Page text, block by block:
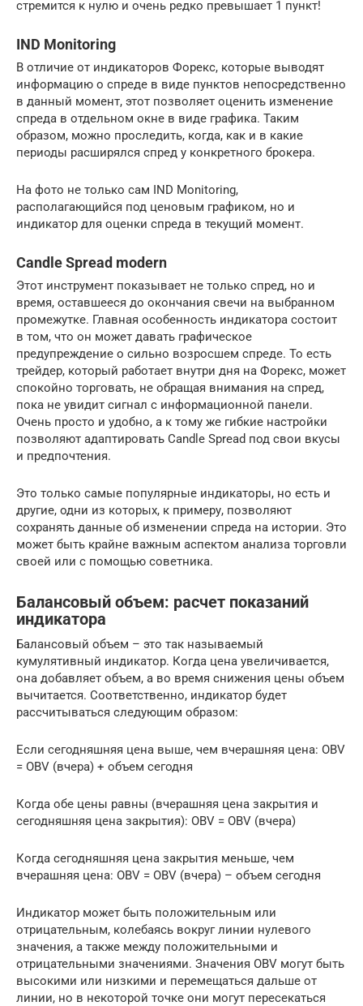
стремится к нулю и очень редко превышает 1 пункт!
IND Monitoring
В отличие от индикаторов Форекс, которые выводят
информацию о спреде в виде пунктов непосредственно
в данный момент, этот позволяет оценить изменение
спреда в отдельном окне в виде графика. Таким
образом, можно проследить, когда, как и в какие
периоды расширялся спред у конкретного брокера.
На фото не только сам IND Monitoring,
располагающийся под ценовым графиком, но и
индикатор для оценки спреда в текущий момент.
Candle Spread modern
Этот инструмент показывает не только спред, но и
время, оставшееся до окончания свечи на выбранном
промежутке. Главная особенность индикатора состоит
в том, что он может давать графическое
предупреждение о сильно возросшем спреде. То есть
трейдер, который работает внутри дня на Форекс, может
спокойно торговать, не обращая внимания на спред,
пока не увидит сигнал с информационной панели.
Очень просто и удобно, а к тому же гибкие настройки
позволяют адаптировать Candle Spread под свои вкусы
и предпочтения.
Это только самые популярные индикаторы, но есть и
другие, одни из которых, к примеру, позволяют
сохранять данные об изменении спреда на истории. Это
может быть крайне важным аспектом анализа торговли
своей или с помощью советника.
Балансовый объем: расчет показаний
индикатора
Балансовый объем – это так называемый
кумулятивный индикатор. Когда цена увеличивается,
она добавляет объем, а во время снижения цены объем
вычитается. Соответственно, индикатор будет
рассчитываться следующим образом:
Если сегодняшняя цена выше, чем вчерашняя цена: OBV
= OBV (вчера) + объем сегодня
Когда обе цены равны (вчерашняя цена закрытия и
сегодняшняя цена закрытия): OBV = OBV (вчера)
Когда сегодняшняя цена закрытия меньше, чем
вчерашняя цена: OBV = OBV (вчера) – объем сегодня
Индикатор может быть положительным или
отрицательным, колебаясь вокруг линии нулевого
значения, а также между положительными и
отрицательными значениями. Значения OBV могут быть
высокими или низкими и перемещаться дальше от
линии, но в некоторой точке они могут пересекаться